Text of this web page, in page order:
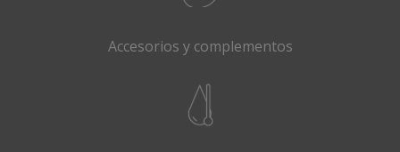
Accesorios y complementos